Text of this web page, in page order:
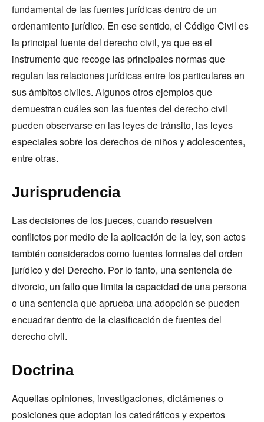
fundamental de las fuentes jurídicas dentro de un
ordenamiento jurídico. En ese sentido, el Código Civil es
la principal fuente del derecho civil, ya que es el
instrumento que recoge las principales normas que
regulan las relaciones jurídicas entre los particulares en
sus ámbitos civiles. Algunos otros ejemplos que
demuestran cuáles son las fuentes del derecho civil
pueden observarse en las leyes de tránsito, las leyes
especiales sobre los derechos de niños y adolescentes,
entre otras.
Jurisprudencia
Las decisiones de los jueces, cuando resuelven
conflictos por medio de la aplicación de la ley, son actos
también considerados como fuentes formales del orden
jurídico y del Derecho. Por lo tanto, una sentencia de
divorcio, un fallo que limita la capacidad de una persona
o una sentencia que aprueba una adopción se pueden
encuadrar dentro de la clasificación de fuentes del
derecho civil.
Doctrina
Aquellas opiniones, investigaciones, dictámenes o
posiciones que adoptan los catedráticos y expertos